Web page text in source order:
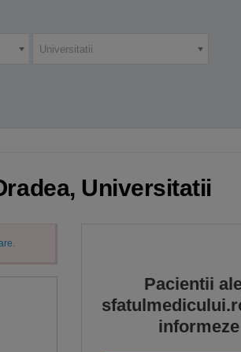
Universitatii
Universitatii
.
Pacientii
informeze